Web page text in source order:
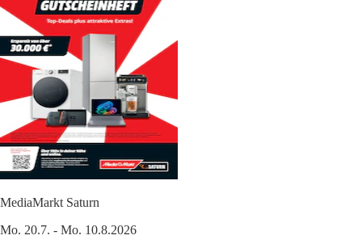
MediaMarkt Saturn
Mo. 20.7. - Mo. 10.8.2026